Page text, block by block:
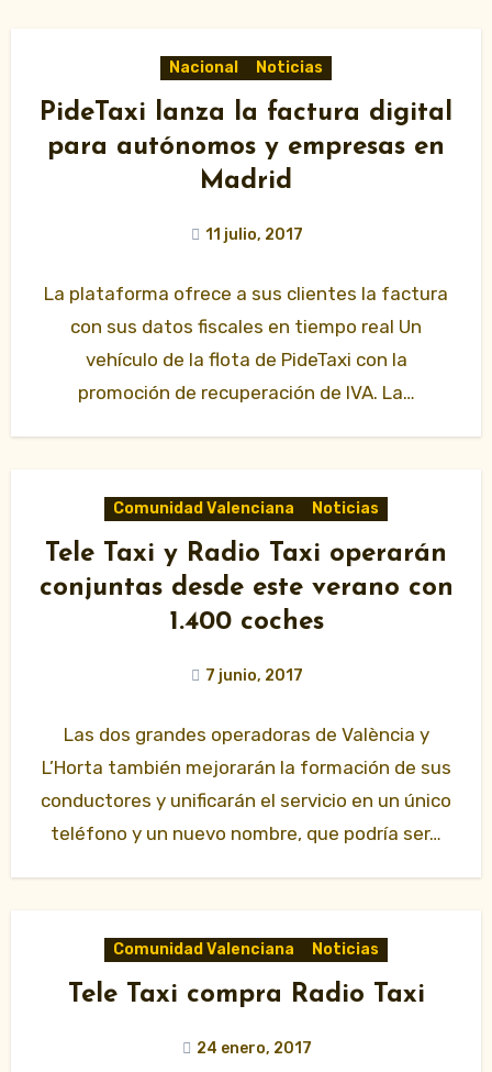
Nacional Noticias
PideTaxi lanza la factura digital
para autónomos y empresas en
Madrid
11 julio, 2017
La plataforma ofrece a sus clientes la factura
con sus datos fiscales en tiempo real Un
vehículo de la flota de PideTaxi con la
promoción de recuperación de IVA. La…
Comunidad Valenciana Noticias
Tele Taxi y Radio Taxi operarán
conjuntas desde este verano con
1.400 coches
7 junio, 2017
Las dos grandes operadoras de València y
L’Horta también mejorarán la formación de sus
conductores y unificarán el servicio en un único
teléfono y un nuevo nombre, que podría ser…
Comunidad Valenciana Noticias
Tele Taxi compra Radio Taxi
24 enero, 2017